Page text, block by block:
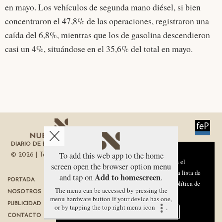
en mayo. Los vehículos de segunda mano diésel, si bien
concentraron el 47,8% de las operaciones, registraron una
caída del 6,8%, mientras que los de gasolina descendieron
casi un 4%, situándose en el 35,6% del total en mayo.
DIARIO DE ECONOMÍA DE LA REGIÓN DE MURCIA
© 2026 | Todos los derechos reservados
PORTADA
NOSOTROS
PUBLICIDAD
CONTACTO
TÉRMINOS DE USO
PROTECCIÓN DE DATOS
POLÍTICA DE COOKIES
To add this web app to the home
screen open the browser option menu
and tap onAdd to homescreen.
The menu can be accessed by pressing the
menu hardware button if your device has one,
or by tapping the top right menu icon
.
Aviso sobre el Uso de cookies:
Utilizamos cookies nuestras y de terceros para el
funcionamiento del digital. Puedes consultar la lista de
cookies y como desconectarlas.Ver nuestra Política de
Privacidad y Cookies
Aceptar Cookies
Personalizar